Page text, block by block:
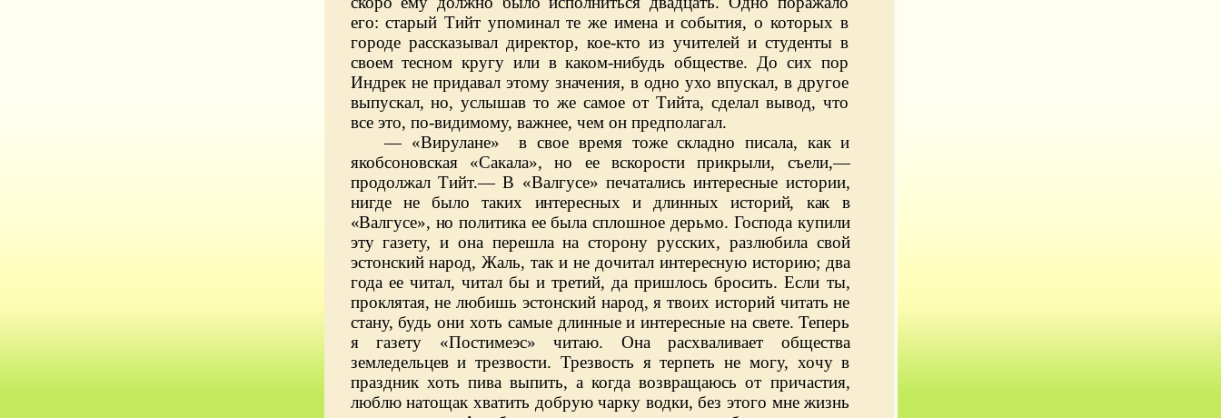
его: старый Тийт упоминал те же имена и события, о которых в
городе рассказывал директор, кое-кто из учителей и студенты в
своем тесном кругу или в каком-нибудь обществе. До сих пор
Индрек не придавал этому значения, в одно ухо впускал, в другое
выпускал, но, услышав то же самое от Тийта, сделал вывод, что
все это, по-видимому, важнее, чем он предполагал.
— «Вирулане» в свое время тоже складно писала, как и
якобсоновская «Сакала», но ее вскорости прикрыли, съели,—
продолжал Тийт.— В «Валгусе» печатались интересные истории,
нигде не было таких интересных и длинных историй, как в
«Валгусе», но политика ее была сплошное дерьмо. Господа купили
эту газету, и она перешла на сторону русских, разлюбила свой
эстонский народ, Жаль, так и не дочитал интересную историю; два
года ее читал, читал бы и третий, да пришлось бросить. Если ты,
проклятая, не любишь эстонский народ, я твоих историй читать не
стану, будь они хоть самые длинные и интересные на свете. Теперь
я газету «Постимеэс» читаю. Она расхваливает общества
земледельцев и трезвости. Трезвость я терпеть не могу, хочу в
праздник хоть пива выпить, а когда возвращаюсь от причастия,
люблю натощак хватить добрую чарку водки, без этого мне жизнь